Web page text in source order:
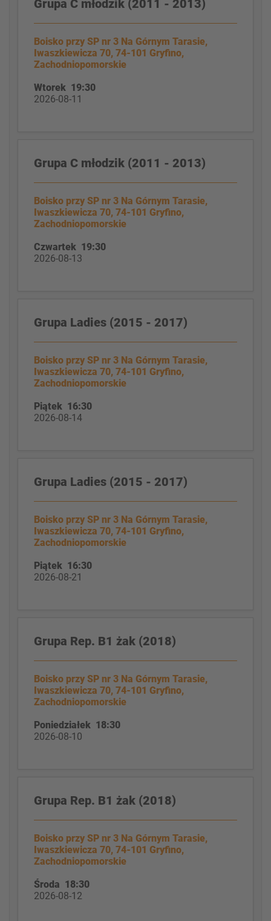
Grupa C młodzik (2011 - 2013)
Boisko przy SP nr 3 Na Górnym Tarasie,
Iwaszkiewicza 70, 74-101 Gryfino,
Zachodniopomorskie
Wtorek 19:30
2026-08-11
Grupa C młodzik (2011 - 2013)
Boisko przy SP nr 3 Na Górnym Tarasie,
Iwaszkiewicza 70, 74-101 Gryfino,
Zachodniopomorskie
Czwartek 19:30
2026-08-13
Grupa Ladies (2015 - 2017)
Boisko przy SP nr 3 Na Górnym Tarasie,
Iwaszkiewicza 70, 74-101 Gryfino,
Zachodniopomorskie
Piątek 16:30
2026-08-14
Grupa Ladies (2015 - 2017)
Boisko przy SP nr 3 Na Górnym Tarasie,
Iwaszkiewicza 70, 74-101 Gryfino,
Zachodniopomorskie
Piątek 16:30
2026-08-21
Grupa Rep. B1 żak (2018)
Boisko przy SP nr 3 Na Górnym Tarasie,
Iwaszkiewicza 70, 74-101 Gryfino,
Zachodniopomorskie
Poniedziałek 18:30
2026-08-10
Grupa Rep. B1 żak (2018)
Boisko przy SP nr 3 Na Górnym Tarasie,
Iwaszkiewicza 70, 74-101 Gryfino,
Zachodniopomorskie
Środa 18:30
2026-08-12